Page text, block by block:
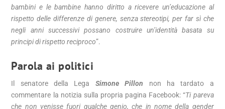
bambini e le bambine hanno diritto a ricevere un’educazione al
rispetto delle differenze di genere, senza stereotipi, per far sì che
negli anni successivi possano costruire un’identità basata su
principi di rispetto reciproco”.
Parola ai politici
Il senatore della Lega Simone Pillon non ha tardato a
commentare la notizia sulla propria pagina Facebook: “Ti pareva
che non venisse fuori qualche genio, che in nome della gender